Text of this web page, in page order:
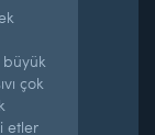
çok
etler